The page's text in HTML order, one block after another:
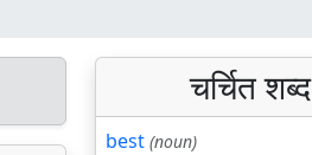
चर्चित शब्द
best (noun)